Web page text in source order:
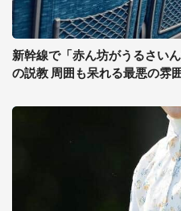
新幹線で「赤ん坊がうるさい
の説教 周囲も呆れる最悪の雰